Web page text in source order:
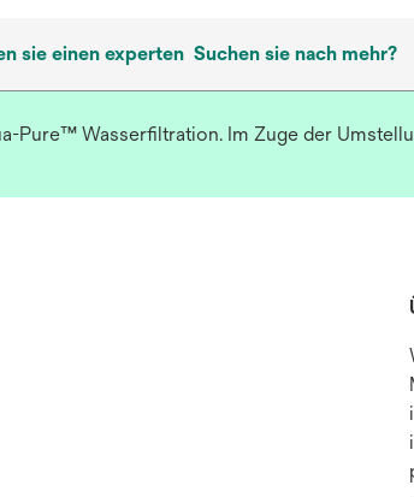
sie einen experten Suchen sie nach mehr?
Pure™ Wasserfiltration. Im Zuge der